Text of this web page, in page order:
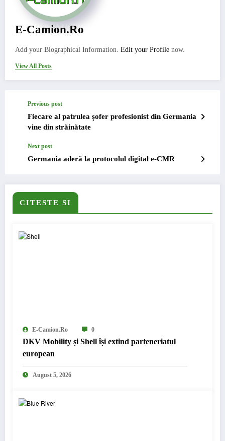
E-Camion.ro
Add your Biographical Information. Edit your Profile now.
View All Posts
Previous post
Fiecare al patrulea șofer profesionist din Germania
vine din străinătate
Next post
Germania aderă la protocolul digital e-CMR
CITESTE SI
E-Camion.ro 0
DKV Mobility și Shell își extind parteneriatul
european
August 5, 2026